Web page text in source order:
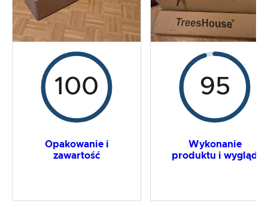
100
Opakowanie i
zawartość
95
Wykonanie
produktu i wygląd